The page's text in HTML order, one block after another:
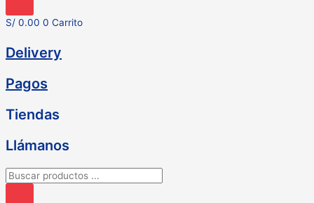
productos
S/ 0.00 0 Carrito
Delivery
Pagos
Tiendas
Llámanos
Búsqueda